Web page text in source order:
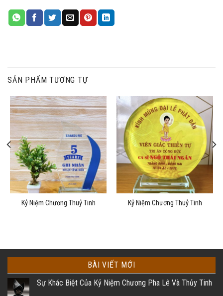
SẢN PHẨM TƯƠNG TỰ
Kỷ Niệm Chương Thuỷ Tinh Kỷ Niệm Chương Thuỷ Tinh
BÀI VIẾT MỚI
Sự Khác Biệt Của Kỷ Niệm Chương Pha Lê Và Thủy Tinh